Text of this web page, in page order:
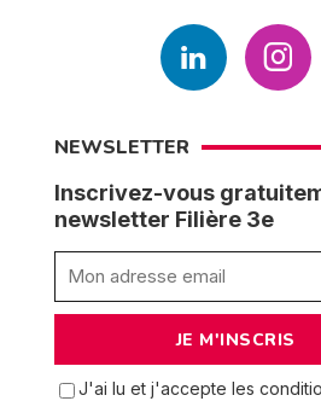
NEWSLETTER
Inscrivez-vous
newsletter Filière 3e
J'ai lu et j'accepte les